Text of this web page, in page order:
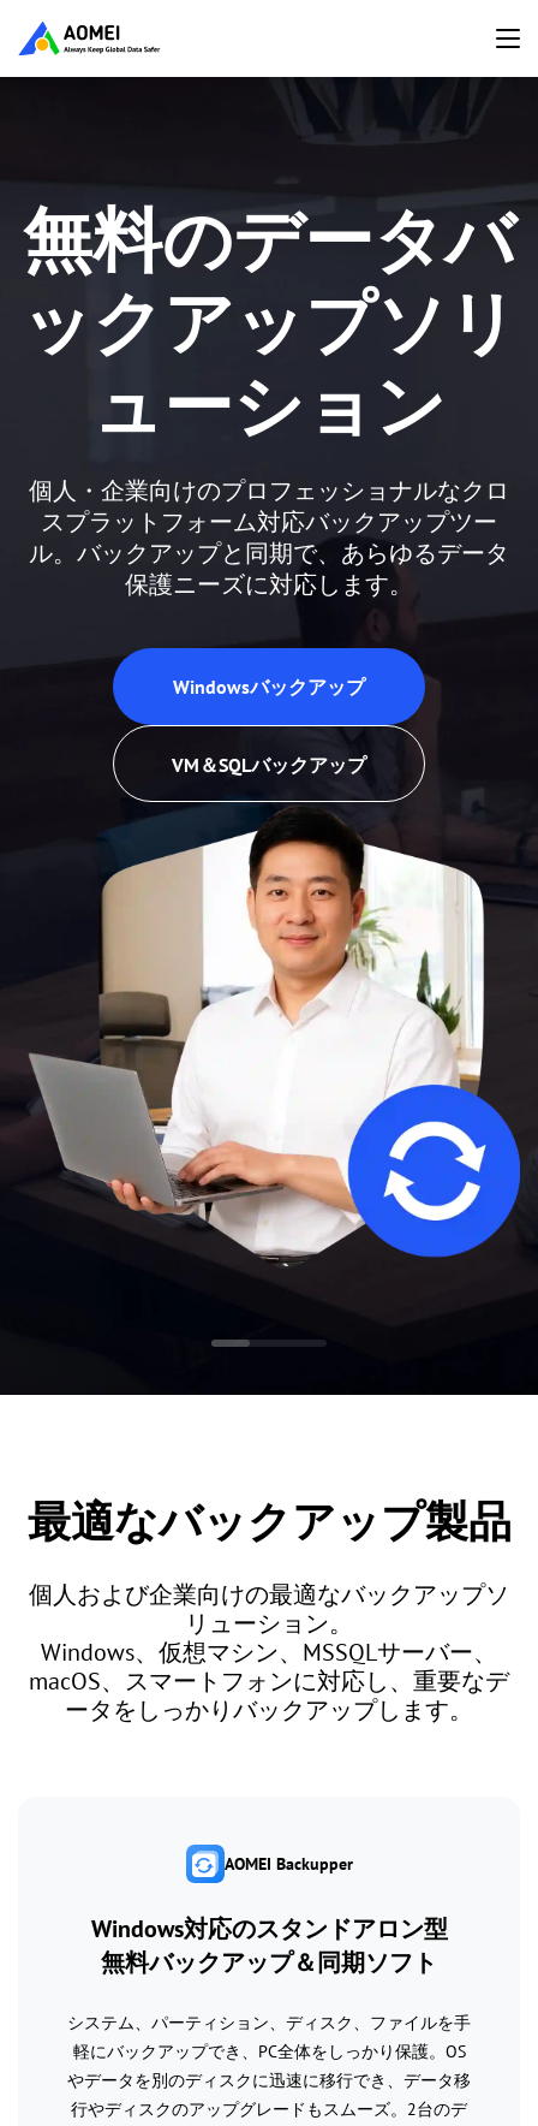
無料のデータバ
ックアップソリ
ューション
個人・企業向けのプロフェッショナルなクロ
スプラットフォーム対応バックアップツー
ル。バックアップと同期で、あらゆるデータ
保護ニーズに対応します。
Windowsバックアップ
VM＆SQLバックアップ
ディスク管理・
クローン作業の
すべてがここに
プロ仕様のWindows用ディスク＆パーティショ
ン管理ツール。すべてのデータを高速にクロ
ーンし、ディスクをワンクリックで変換。PC
の最適化も簡単です。
ディスク管理
ディスククローン
Windows対応の
無料データ復旧
ソフト
Windows 11/10/8/7/Server対応の安全で信頼性
の高い復元ツール。すべてのデバイスとデー
タ損失シナリオに対応し、シンプルで使いや
すいです。
フリーソフトをダウンロード
もっと詳しく >>
1 2 3
最適なバックアップ製品
個人および企業向けの最適なバックアップソ
リューション。
Windows、仮想マシン、MSSQLサーバー、
macOS、スマートフォンに対応し、重要なデ
ータをしっかりバックアップします。
AOMEI Backupper
Windows対応のスタンドアロン型
無料バックアップ＆同期ソフト
システム、パーティション、ディスク、ファイルを手
軽にバックアップでき、PC全体をしっかり保護。OS
やデータを別のディスクに迅速に移行でき、データ移
行やディスクのアップグレードもスムーズ。2台のデ